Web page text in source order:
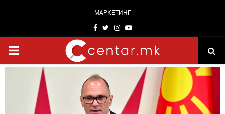
МАРКЕТИНГ
Facebook
TwitterInstagram
Youtube
PRIMARY
MENU